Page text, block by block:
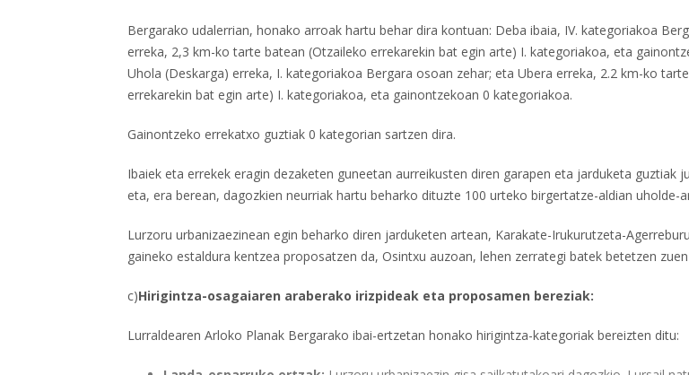
Bergarako udalerrian, honako arroak hartu behar dira kontuan: Deba ibaia, IV. kategoriakoa
erreka, 2,3 km-ko tarte batean (Otzaileko errekarekin bat egin arte) I. kategoriakoa, eta
Uhola (Deskarga) erreka, I. kategoriakoa Bergara osoan zehar; eta Ubera erreka, 2.2 km-ko
errekarekin bat egin arte) I. kategoriakoa, eta gainontzekoan 0 kategoriakoa.
Gainontzeko errekatxo guztiak 0 kategorian sartzen dira.
Ibaiek eta errekek eragin dezaketen guneetan aurreikusten diren garapen eta jarduketa guztiak
eta, era berean, dagozkien neurriak hartu beharko dituzte 100 urteko birgertatze-aldian uholde-
Lurzoru urbanizaezinean egin beharko diren jarduketen artean, Karakate-Irukurutzeta-
gaineko estaldura kentzea proposatzen da, Osintxu auzoan, lehen zerrategi batek betetzen
c)Hirigintza-osagaiaren araberako irizpideak eta proposamen bereziak:
Lurraldearen Arloko Planak Bergarako ibai-ertzetan honako hirigintza-kategoriak bereizten ditu: